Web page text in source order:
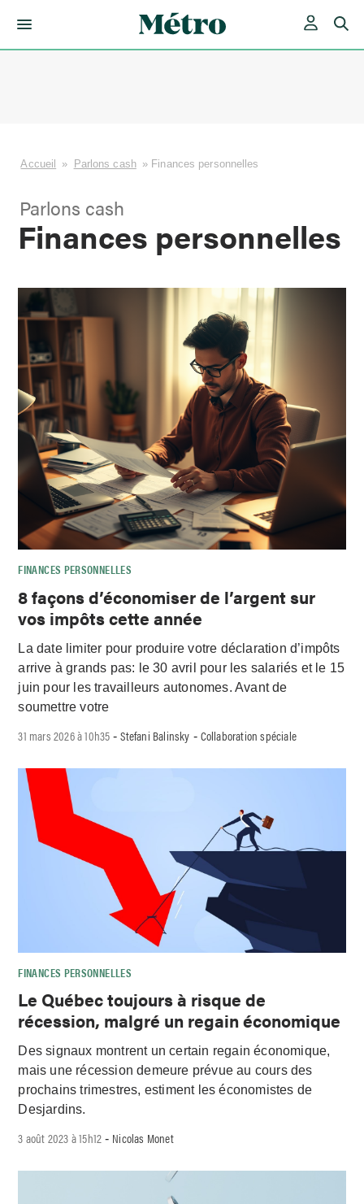
Accueil » Parlons cash » Finances personnelles
Parlons cash
Finances personnelles
FINANCES PERSONNELLES
8 façons d’économiser de l’argent sur
vos impôts cette année
La date limiter pour produire votre déclaration d’impôts
arrive à grands pas: le 30 avril pour les salariés et le 15
juin pour les travailleurs autonomes. Avant de
soumettre votre
31 mars 2026 à 10h35 -Stefani Balinsky - Collaboration spéciale
FINANCES PERSONNELLES
Le Québec toujours à risque de
récession, malgré un regain économique
Des signaux montrent un certain regain économique,
mais une récession demeure prévue au cours des
prochains trimestres, estiment les économistes de
Desjardins.
3 août 2023 à 15h12 - Nicolas Monet